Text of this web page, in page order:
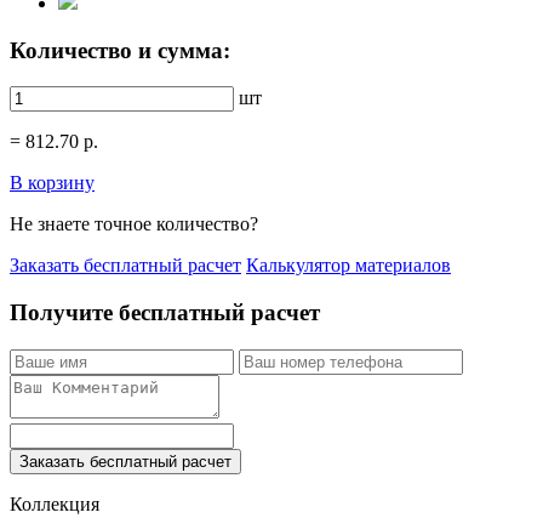
Количество и сумма:
шт
= 812.70 р.
В корзину
Не знаете точное количество?
Заказать бесплатный расчет Калькулятор материалов
Получите бесплатный расчет
Заказать бесплатный расчет
Коллекция